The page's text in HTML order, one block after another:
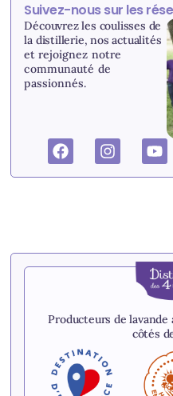
Suivez-nous sur les
Découvrez les coulisses de
la distillerie, nos actualités
et rejoignez notre
communauté de
passionnés.
Producteurs de
côtés